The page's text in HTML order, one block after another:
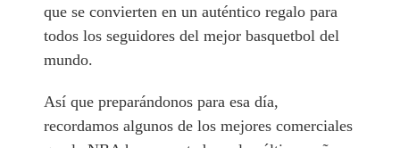
que se convierten en un auténtico regalo para
todos los seguidores del mejor basquetbol del
mundo.
Así que preparándonos para esa día,
recordamos algunos de los mejores comerciales